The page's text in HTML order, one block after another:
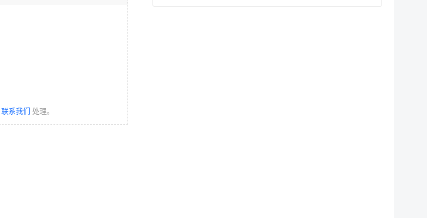
联系我们 处理。